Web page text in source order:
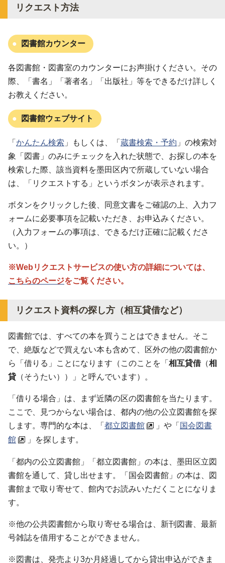
リクエスト方法
図書館カウンター
各図書館・図書室のカウンターにお声掛けください。その
際、「書名」「著者名」「出版社」等をできるだけ詳しく
お教えください。
図書館ウェブサイト
「 かんたん検索 」もしくは、「 蔵書検索・予約 」の検索対
象「図書」のみにチェックを入れた状態で、お探しの本を
検索した際、該当資料を墨田区内で所蔵していない場合
は、「リクエストする」というボタンが表示されます。
ボタンをクリックした後、同意文書をご確認の上、入力フ
ォームに必要事項を記載いただき、お申込みください。
（入力フォームの事項は、できるだけ正確に記載くださ
い。）
※Webリクエストサービスの使い方の詳細については、
こちらのページをご覧ください。
リクエスト資料の探し方（相互貸借など）
図書館では、すべての本を買うことはできません。そこ
で、絶版などで買えない本も含めて、区外の他の図書館か
ら「借りる」ことになります（このことを「 相互貸借 （相
貸 （そうたい））」と呼んでいます）。
「借りる場合」は、まず近隣の区の図書館を当たります。
ここで、見つからない場合は、都内の他の公立図書館を探
します。専門的な本は、「 都立図書館 」や「 国会図書
館
」を探します。
「都内の公立図書館」「都立図書館」の本は、墨田区立図
書館を通して、貸し出せます。「国会図書館」の本は、図
書館まで取り寄せて、館内でお読みいただくことになりま
す。
※他の公共図書館から取り寄せる場合は、新刊図書、最新
号雑誌を借用することができません。
※図書は、発売より3か月経過してから貸出申込ができま